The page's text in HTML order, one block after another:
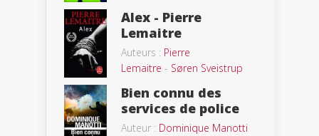
Alex - Pierre
Lemaitre
Auteurs : Pierre
Lemaitre - Søren Sveistrup
Bien connu des
services de police
Auteur : Dominique Manotti